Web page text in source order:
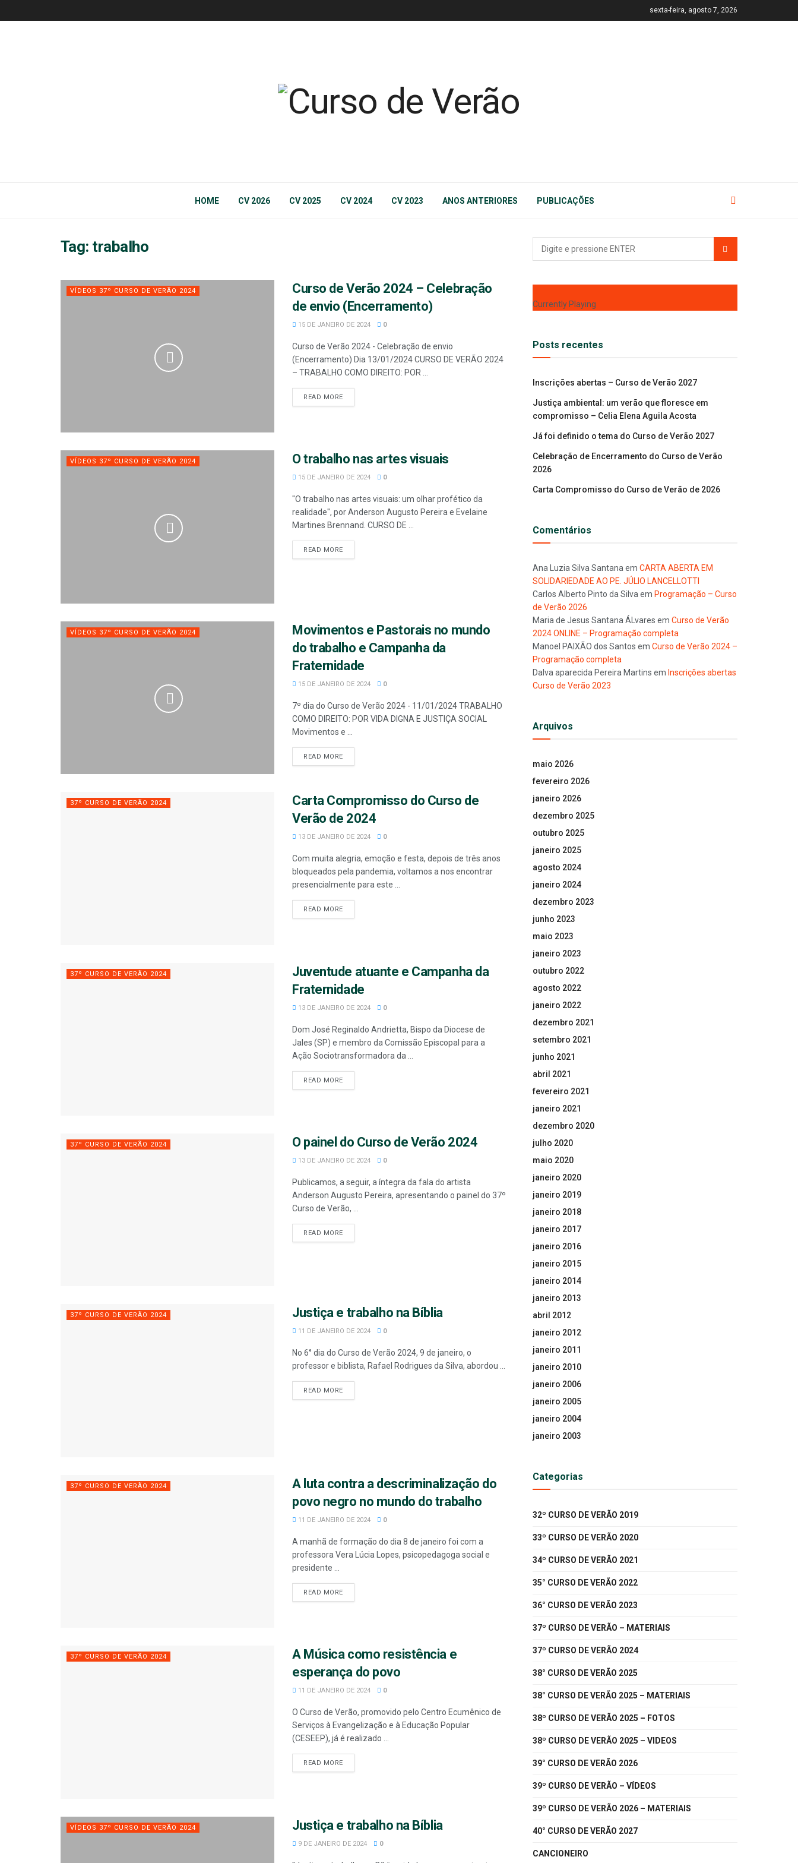
sexta-feira, agosto 7, 2026
HOME CV 2026 CV 2025 CV 2024 CV 2023 ANOS ANTERIORES PUBLICAÇÕES
Tag: trabalho
VÍDEOS 37º CURSO DE VERÃO 2024
Curso de Verão 2024 – Celebração
de envio (Encerramento)
15 DE JANEIRO DE 2024 0
Curso de Verão 2024 - Celebração de envio
(Encerramento) Dia 13/01/2024 CURSO DE VERÃO 2024
– TRABALHO COMO DIREITO: POR ...
READ MORE
VÍDEOS 37º CURSO DE VERÃO 2024 O trabalho nas artes visuais
15 DE JANEIRO DE 2024 0
"O trabalho nas artes visuais: um olhar profético da
realidade", por Anderson Augusto Pereira e Evelaine
Martines Brennand. CURSO DE ...
READ MORE
VÍDEOS 37º CURSO DE VERÃO 2024
Movimentos e Pastorais no mundo
do trabalho e Campanha da
Fraternidade
15 DE JANEIRO DE 2024 0
7º dia do Curso de Verão 2024 - 11/01/2024 TRABALHO
COMO DIREITO: POR VIDA DIGNA E JUSTIÇA SOCIAL
Movimentos e ...
READ MORE
37º CURSO DE VERÃO 2024
Carta Compromisso do Curso de
Verão de 2024
13 DE JANEIRO DE 2024 0
Com muita alegria, emoção e festa, depois de três anos
bloqueados pela pandemia, voltamos a nos encontrar
presencialmente para este ...
READ MORE
37º CURSO DE VERÃO 2024
Juventude atuante e Campanha da
Fraternidade
13 DE JANEIRO DE 2024 0
Dom José Reginaldo Andrietta, Bispo da Diocese de
Jales (SP) e membro da Comissão Episcopal para a
Ação Sociotransformadora da ...
READ MORE
37º CURSO DE VERÃO 2024 O painel do Curso de Verão 2024
13 DE JANEIRO DE 2024 0
Publicamos, a seguir, a íntegra da fala do artista
Anderson Augusto Pereira, apresentando o painel do 37º
Curso de Verão, ...
READ MORE
37º CURSO DE VERÃO 2024 Justiça e trabalho na Bíblia
11 DE JANEIRO DE 2024 0
No 6° dia do Curso de Verão 2024, 9 de janeiro, o
professor e biblista, Rafael Rodrigues da Silva, abordou ...
READ MORE
37º CURSO DE VERÃO 2024
A luta contra a descriminalização do
povo negro no mundo do trabalho
11 DE JANEIRO DE 2024 0
A manhã de formação do dia 8 de janeiro foi com a
professora Vera Lúcia Lopes, psicopedagoga social e
presidente ...
READ MORE
37º CURSO DE VERÃO 2024
A Música como resistência e
esperança do povo
11 DE JANEIRO DE 2024 0
O Curso de Verão, promovido pelo Centro Ecumênico de
Serviços à Evangelização e à Educação Popular
(CESEEP), já é realizado ...
READ MORE
VÍDEOS 37º CURSO DE VERÃO 2024 Justiça e trabalho na Bíblia
9 DE JANEIRO DE 2024 0
Currently Playing
Posts recentes
Inscrições abertas – Curso de Verão 2027
Justiça ambiental: um verão que floresce em
compromisso – Celia Elena Aguila Acosta
Já foi definido o tema do Curso de Verão 2027
Celebração de Encerramento do Curso de Verão
2026
Carta Compromisso do Curso de Verão de 2026
Comentários
Ana Luzia Silva Santana em CARTA ABERTA EM
SOLIDARIEDADE AO PE. JÚLIO LANCELLOTTI
Carlos Alberto Pinto da Silva em Programação – Curso
de Verão 2026
Maria de Jesus Santana ÁLvares em Curso de Verão
2024 ONLINE – Programação completa
Manoel PAIXÃO dos Santos em Curso de Verão 2024 –
Programação completa
Dalva aparecida Pereira Martins em Inscrições abertas
Curso de Verão 2023
Arquivos
maio 2026
fevereiro 2026
janeiro 2026
dezembro 2025
outubro 2025
janeiro 2025
agosto 2024
janeiro 2024
dezembro 2023
junho 2023
maio 2023
janeiro 2023
outubro 2022
agosto 2022
janeiro 2022
dezembro 2021
setembro 2021
junho 2021
abril 2021
fevereiro 2021
janeiro 2021
dezembro 2020
julho 2020
maio 2020
janeiro 2020
janeiro 2019
janeiro 2018
janeiro 2017
janeiro 2016
janeiro 2015
janeiro 2014
janeiro 2013
abril 2012
janeiro 2012
janeiro 2011
janeiro 2010
janeiro 2006
janeiro 2005
janeiro 2004
janeiro 2003
Categorias
32º CURSO DE VERÃO 2019
33º CURSO DE VERÃO 2020
34º CURSO DE VERÃO 2021
35° CURSO DE VERÃO 2022
36° CURSO DE VERÃO 2023
37º CURSO DE VERÃO – MATERIAIS
37º CURSO DE VERÃO 2024
38° CURSO DE VERÃO 2025
38° CURSO DE VERÃO 2025 – MATERIAIS
38º CURSO DE VERÃO 2025 – FOTOS
38º CURSO DE VERÃO 2025 – VIDEOS
39° CURSO DE VERÃO 2026
39º CURSO DE VERÃO – VÍDEOS
39º CURSO DE VERÃO 2026 – MATERIAIS
40° CURSO DE VERÃO 2027
CANCIONEIRO